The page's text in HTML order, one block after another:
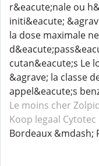
r&eacute;nale ou
initi&eacute;
la dose maximale
cutan&eacute;s Le
&agrave; la classe
appel&eacute;s
Le moins cher
Koop legaal Cytotec
Bordeaux &mdash;